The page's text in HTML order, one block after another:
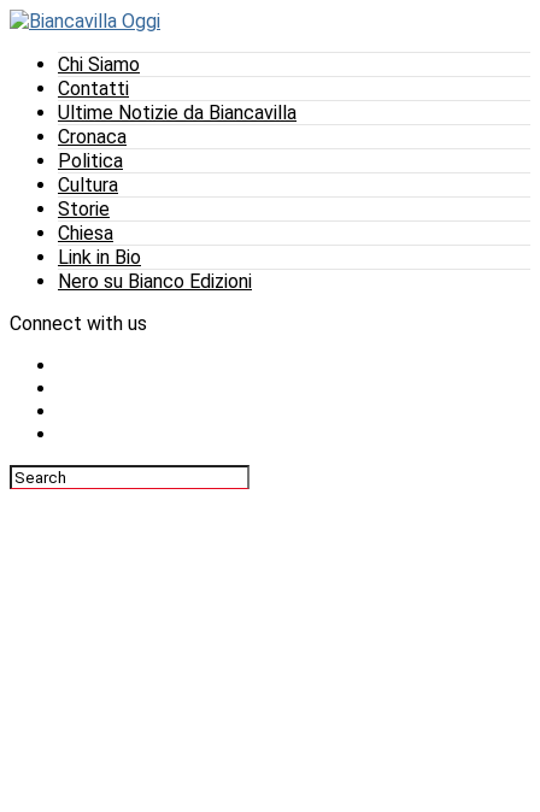
Chi Siamo
Contatti
Ultime Notizie da Biancavilla
Cronaca
Politica
Cultura
Storie
Chiesa
Link in Bio
Nero su Bianco Edizioni
Connect with us